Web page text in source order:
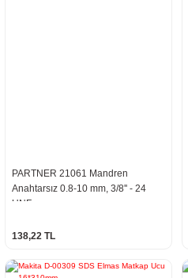
PARTNER 21061 Mandren
Anahtarsız 0.8-10 mm, 3/8'' - 24
UNF
138,22 TL